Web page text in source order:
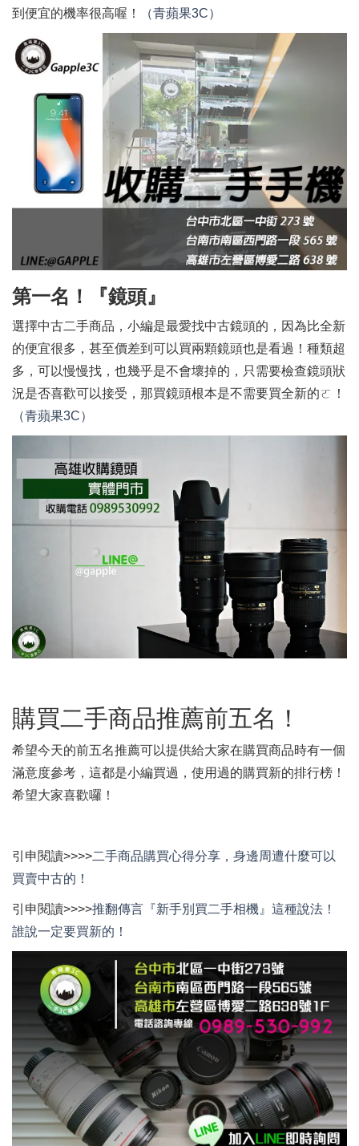
到便宜的機率很高喔！ （青蘋果3C）
第一名！『鏡頭』
選擇中古二手商品，小編是最愛找中古鏡頭的，因為比全新
的便宜很多，甚至價差到可以買兩顆鏡頭也是看過！種類超
多，可以慢慢找，也幾乎是不會壞掉的，只需要檢查鏡頭狀
況是否喜歡可以接受，那買鏡頭根本是不需要買全新的ㄛ！
（青蘋果3C）
購買二手商品推薦前五名！
希望今天的前五名推薦可以提供給大家在購買商品時有一個
滿意度參考，這都是小編買過，使用過的購買新的排行榜！
希望大家喜歡囉！
引申閱讀>>>>二手商品購買心得分享，身邊周遭什麼可以
買賣中古的！
引申閱讀>>>>推翻傳言『新手別買二手相機』這種說法！
誰說一定要買新的！